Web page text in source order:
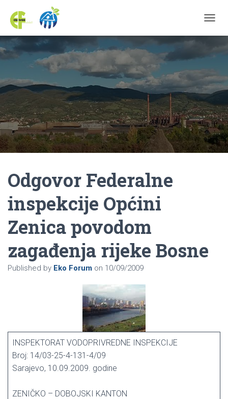
Odgovor Federalne
inspekcije Općini
Zenica povodom
zagađenja rijeke Bosne
Published by Eko Forum on 10/09/2009
INSPEKTORAT VODOPRIVREDNE INSPEKCIJE
Broj: 14/03-25-4-131-4/09
Sarajevo, 10.09.2009. godine
ZENIČKO – DOBOJSKI KANTON